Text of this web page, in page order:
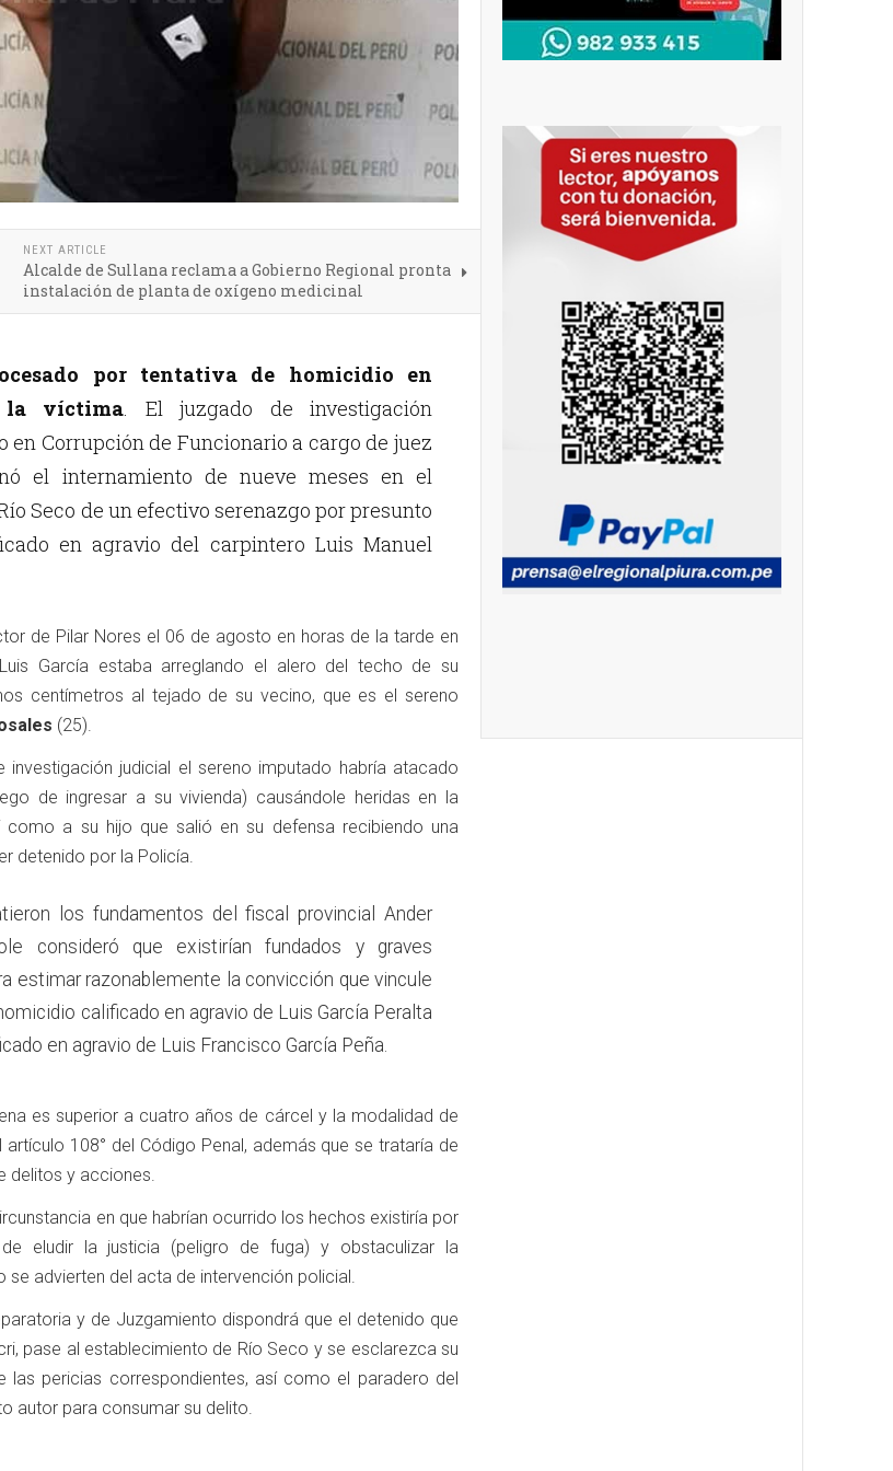
NEXT ARTICLE
Alcalde de Sullana reclama a Gobierno Regional pronta
instalación de planta de oxígeno medicinal
por tentativa de homicidio en
víctima. El juzgado de investigación
en Corrupción de Funcionario a cargo de juez
el internamiento de nueve meses en el
Seco de un efectivo serenazgo por presunto
en agravio del carpintero Luis Manuel
de Pilar Nores el 06 de agosto en horas de la tarde en
García estaba arreglando el alero del techo de su
centímetros al tejado de su vecino, que es el sereno
(25).
judicial el sereno imputado habría atacado
de ingresar a su vivienda) causándole heridas en la
a su hijo que salió en su defensa recibiendo una
detenido por la Policía.
los fundamentos del fiscal provincial Ander
consideró que existirían fundados y graves
estimar razonablemente la convicción que vincule
calificado en agravio de Luis García Peralta
en agravio de Luis Francisco García Peña.
es superior a cuatro años de cárcel y la modalidad de
108° del Código Penal, además que se trataría de
delitos y acciones.
en que habrían ocurrido los hechos existiría por
eludir la justicia (peligro de fuga) y obstaculizar la
se advierten del acta de intervención policial.
y de Juzgamiento dispondrá que el detenido que
pase al establecimiento de Río Seco y se esclarezca su
las pericias correspondientes, así como el paradero del
autor para consumar su delito.